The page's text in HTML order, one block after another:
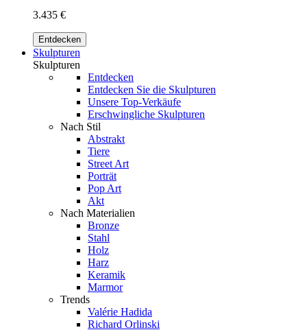
3.435 €
Entdecken
Skulpturen
Skulpturen
Entdecken
Entdecken Sie die Skulpturen
Unsere Top-Verkäufe
Erschwingliche Skulpturen
Nach Stil
Abstrakt
Tiere
Street Art
Porträt
Pop Art
Akt
Nach Materialien
Bronze
Stahl
Holz
Harz
Keramik
Marmor
Trends
Valérie Hadida
Richard Orlinski